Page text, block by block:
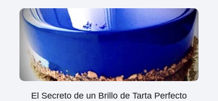
El Secreto de un Brillo de Tarta Perfecto